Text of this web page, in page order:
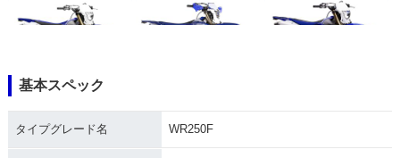
定仕様
基本スペック
タイプグレード名 WR250F